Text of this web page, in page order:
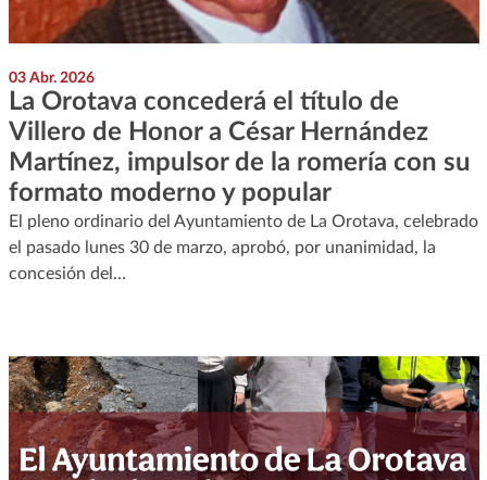
03 Abr. 2026
La Orotava concederá el título de
Villero de Honor a César Hernández
Martínez, impulsor de la romería con su
formato moderno y popular
El pleno ordinario del Ayuntamiento de La Orotava, celebrado
el pasado lunes 30 de marzo, aprobó, por unanimidad, la
concesión del…